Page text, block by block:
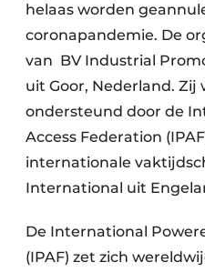
helaas worden
coronapandemie. De
van BV Industrial
uit Goor, Nederland. Zij
ondersteund door de
Access Federation
internationale
International uit
De International
(IPAF) zet zich